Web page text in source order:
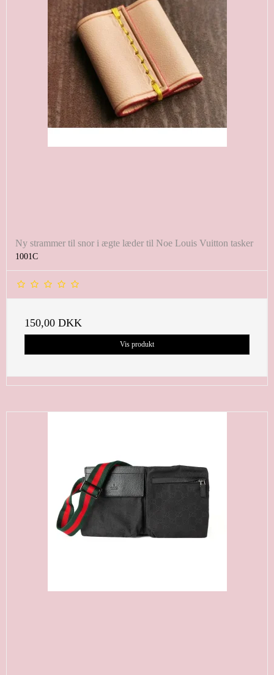
Ny strammer til snor i ægte læder til Noe Louis Vuitton tasker
1001C
150,00 DKK
Vis produkt